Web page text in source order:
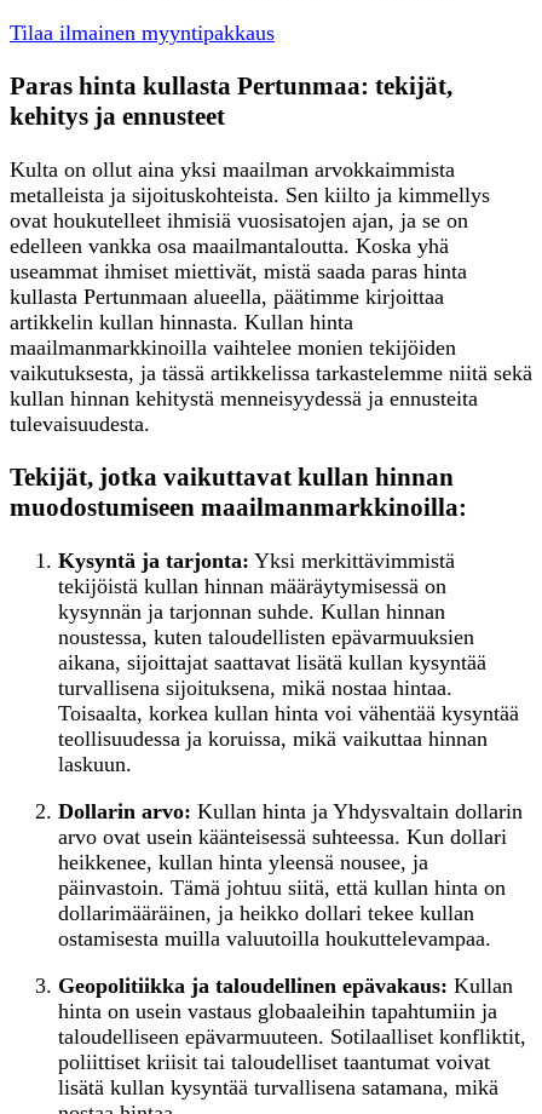
Tilaa ilmainen myyntipakkaus
Paras hinta kullasta Pertunmaa: tekijät,
kehitys ja ennusteet
Kulta on ollut aina yksi maailman arvokkaimmista
metalleista ja sijoituskohteista. Sen kiilto ja kimmellys
ovat houkutelleet ihmisiä vuosisatojen ajan, ja se on
edelleen vankka osa maailmantaloutta. Koska yhä
useammat ihmiset miettivät, mistä saada paras hinta
kullasta Pertunmaan alueella, päätimme kirjoittaa
artikkelin kullan hinnasta. Kullan hinta
maailmanmarkkinoilla vaihtelee monien tekijöiden
vaikutuksesta, ja tässä artikkelissa tarkastelemme niitä sekä
kullan hinnan kehitystä menneisyydessä ja ennusteita
tulevaisuudesta.
Tekijät, jotka vaikuttavat kullan hinnan
muodostumiseen maailmanmarkkinoilla:
Kysyntä ja tarjonta: Yksi merkittävimmistä
tekijöistä kullan hinnan määräytymisessä on
kysynnän ja tarjonnan suhde. Kullan hinnan
noustessa, kuten taloudellisten epävarmuuksien
aikana, sijoittajat saattavat lisätä kullan kysyntää
turvallisena sijoituksena, mikä nostaa hintaa.
Toisaalta, korkea kullan hinta voi vähentää kysyntää
teollisuudessa ja koruissa, mikä vaikuttaa hinnan
laskuun.
Dollarin arvo: Kullan hinta ja Yhdysvaltain dollarin
arvo ovat usein käänteisessä suhteessa. Kun dollari
heikkenee, kullan hinta yleensä nousee, ja
päinvastoin. Tämä johtuu siitä, että kullan hinta on
dollarimääräinen, ja heikko dollari tekee kullan
ostamisesta muilla valuutoilla houkuttelevampaa.
Geopolitiikka ja taloudellinen epävakaus: Kullan
hinta on usein vastaus globaaleihin tapahtumiin ja
taloudelliseen epävarmuuteen. Sotilaalliset konfliktit,
poliittiset kriisit tai taloudelliset taantumat voivat
lisätä kullan kysyntää turvallisena satamana, mikä